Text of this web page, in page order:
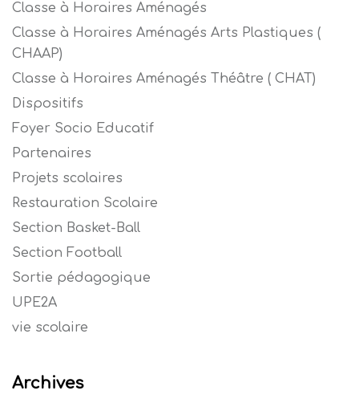
Classe à Horaires Aménagés
Classe à Horaires Aménagés Arts Plastiques (
CHAAP)
Classe à Horaires Aménagés Théâtre ( CHAT)
Dispositifs
Foyer Socio Educatif
Partenaires
Projets scolaires
Restauration Scolaire
Section Basket-Ball
Section Football
Sortie pédagogique
UPE2A
vie scolaire
Archives